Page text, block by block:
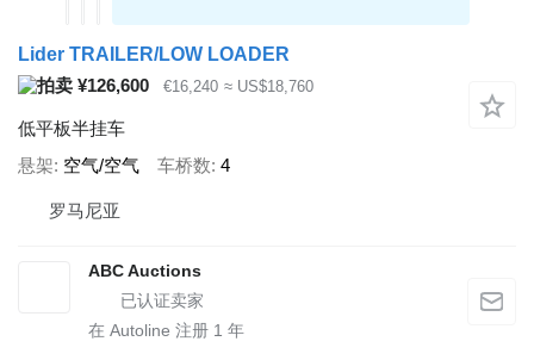
Lider TRAILER/LOW LOADER
¥126,600
€16,240 ≈ US$18,760
低平板半挂车
悬架 空气/空气 车桥数 4
罗马尼亚
ABC Auctions
在 Autoline 注册 1 年